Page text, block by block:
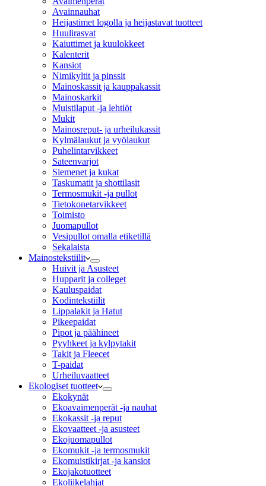
Avainnauhat
Heijastimet logolla ja heijastavat tuotteet
Huulirasvat
Kaiuttimet ja kuulokkeet
Kalenterit
Kansiot
Nimikyltit ja pinssit
Mainoskassit ja kauppakassit
Mainoskarkit
Muistilaput -ja lehtiöt
Mukit
Mainosreput- ja urheilukassit
Kylmälaukut ja vyölaukut
Puhelintarvikkeet
Sateenvarjot
Siemenet ja kukat
Taskumatit ja shottilasit
Termosmukit -ja pullot
Tietokonetarvikkeet
Toimisto
Juomapullot
Vesipullot omalla etiketillä
Sekalaista
Mainostekstiilit
Huivit ja Asusteet
Hupparit ja colleget
Kauluspaidat
Kodintekstiilit
Lippalakit ja Hatut
Pikeepaidat
Pipot ja päähineet
Pyyhkeet ja kylpytakit
Takit ja Fleecet
T-paidat
Urheiluvaatteet
Ekologiset tuotteet
Ekokynät
Ekoavaimenperät -ja nauhat
Ekokassit -ja reput
Ekovaatteet -ja asusteet
Ekojuomapullot
Ekomukit -ja termosmukit
Ekomuistikirjat -ja kansiot
Ekojakotuotteet
Ekoliikelahjat